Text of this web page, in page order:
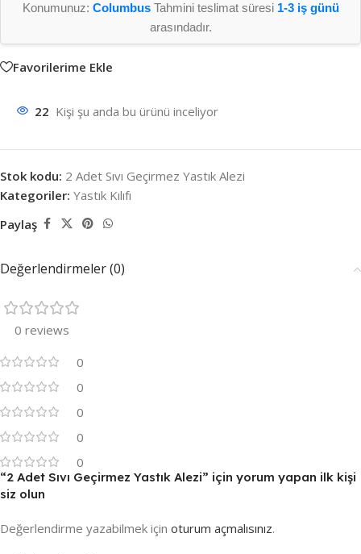
Konumunuz: ColumbusTahmini teslimat süresi 1-3 iş günü
arasındadır.
Favorilerime Ekle
22 Kişi şu anda bu ürünü inceliyor
Stok kodu: 2 Adet Sıvı Geçirmez Yastık Alezi
Kategoriler: Yastık Kılıfı
Paylaş
Değerlendirmeler (0)
0 reviews
0
0
0
0
0
“2 Adet Sıvı Geçirmez Yastık Alezi” için yorum yapan ilk kişi
siz olun
Değerlendirme yazabilmek için oturum açmalısınız.